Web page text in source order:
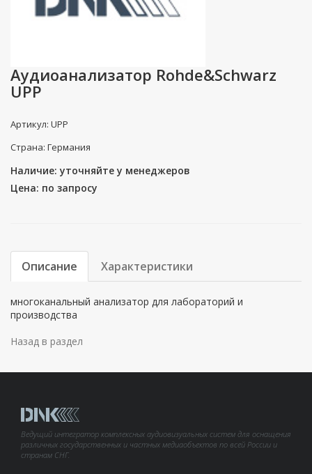
Аудиоанализатор Rohde&Schwarz
UPP
Артикул: UPP
Страна: Германия
Наличие: уточняйте у менеджеров
Цена: по запросу
Описание Характеристики
многоканальный анализатор для лабораторий и
производства
Назад в раздел
Ведущий интегратор комплексных аудиовизуальных систем для оснащения
различных государственных и частных медиаобъектов по всей России и
странам СНГ.